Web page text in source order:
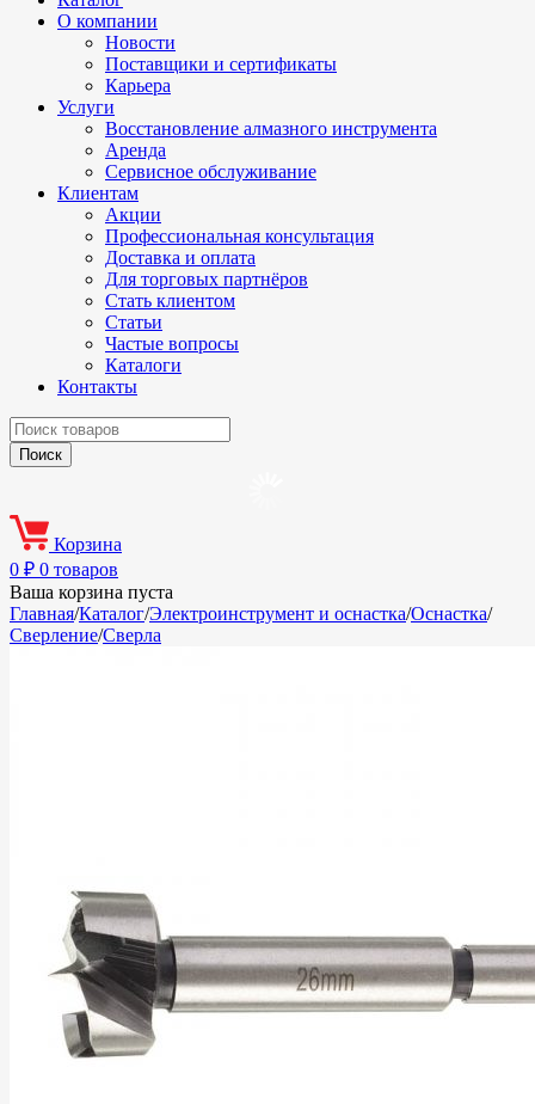
О компании
Новости
Поставщики и сертификаты
Карьера
Услуги
Восстановление алмазного инструмента
Аренда
Сервисное обслуживание
Клиентам
Акции
Профессиональная консультация
Доставка и оплата
Для торговых партнёров
Стать клиентом
Статьи
Частые вопросы
Каталоги
Контакты
Корзина
0 ₽ 0 товаров
Ваша корзина пуста
Главная/Каталог/Электроинструмент и оснастка/Оснастка/
Сверление/Сверла